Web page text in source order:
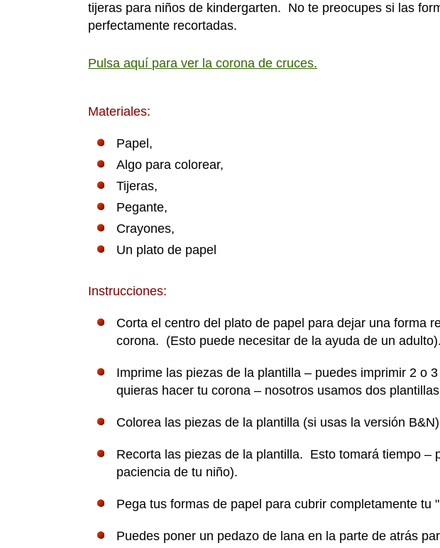
tijeras para niños de kindergarten. No te preocupes si las
perfectamente recortadas.
Pulsa aquí para ver la corona de cruces.
Materiales:
Papel,
Algo para colorear,
Tijeras,
Pegante,
Crayones,
Un plato de papel
Instrucciones:
Corta el centro del plato de papel para dejar una forma
corona. (Esto puede necesitar de la ayuda de un adulto).
Imprime las piezas de la plantilla – puedes imprimir 2 o
quieras hacer tu corona – nosotros usamos dos
Colorea las piezas de la plantilla (si usas la versión
Recorta las piezas de la plantilla. Esto tomará tiempo –
paciencia de tu niño).
Pega tus formas de papel para cubrir completamente tu
Puedes poner un pedazo de lana en la parte de atrás